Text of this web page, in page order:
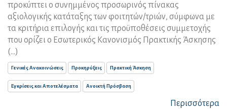
προκύπτει ο συνημμένος προσωρινός πίνακας
αξιολογικής κατάταξης των φοιτητών/τριών, σύμφωνα με
τα κριτήρια επιλογής και τις προϋποθέσεις συμμετοχής
που ορίζει ο Εσωτερικός Κανονισμός Πρακτικής Άσκησης
(...)
Γενικές Ανακοινώσεις Προκηρύξεις Πρακτική Άσκηση
Εγκρίσεις και Αποτελέσματα Ανοικτή Πρόσβαση
Περισσότερα